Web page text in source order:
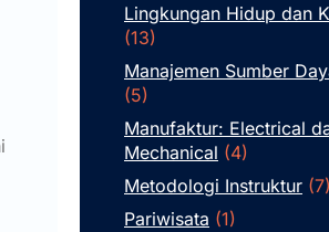
Lingkungan Hidup dan
(13)
Manajemen Sumber
(5)
Manufaktur: Electrical
Mechanical (4)
Metodologi Instruktur (7)
Pariwisata (1)